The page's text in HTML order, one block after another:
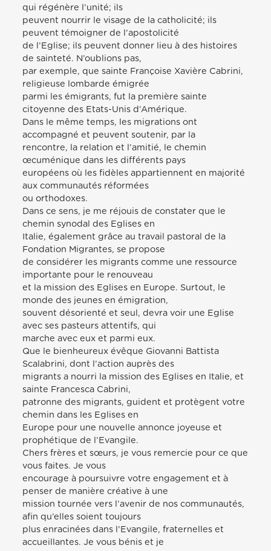
qui régénère l’unité; ils
peuvent nourrir le visage de la catholicité; ils
peuvent témoigner de l’apostolicité
de l’Eglise; ils peuvent donner lieu à des histoires
de sainteté. N’oublions pas,
par exemple, que sainte Françoise Xavière Cabrini,
religieuse lombarde émigrée
parmi les émigrants, fut la première sainte
citoyenne des Etats-Unis d’Amérique.
Dans le même temps, les migrations ont
accompagné et peuvent soutenir, par la
rencontre, la relation et l’amitié, le chemin
œcuménique dans les différents pays
européens où les fidèles appartiennent en majorité
aux communautés réformées
ou orthodoxes.
Dans ce sens, je me réjouis de constater que le
chemin synodal des Eglises en
Italie, également grâce au travail pastoral de la
Fondation Migrantes, se propose
de considérer les migrants comme une ressource
importante pour le renouveau
et la mission des Eglises en Europe. Surtout, le
monde des jeunes en émigration,
souvent désorienté et seul, devra voir une Eglise
avec ses pasteurs attentifs, qui
marche avec eux et parmi eux.
Que le bienheureux évêque Giovanni Battista
Scalabrini, dont l’action auprès des
migrants a nourri la mission des Eglises en Italie, et
sainte Francesca Cabrini,
patronne des migrants, guident et protègent votre
chemin dans les Eglises en
Europe pour une nouvelle annonce joyeuse et
prophétique de l’Evangile.
Chers frères et sœurs, je vous remercie pour ce que
vous faites. Je vous
encourage à poursuivre votre engagement et à
penser de manière créative à une
mission tournée vers l’avenir de nos communautés,
afin qu’elles soient toujours
plus enracinées dans l’Evangile, fraternelles et
accueillantes. Je vous bénis et je